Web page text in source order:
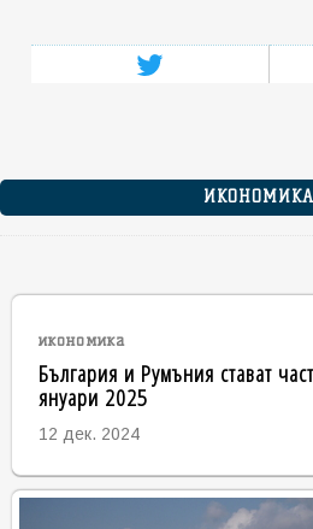
икономика
България и Румъния стават
януари 2025
12 дек. 2024